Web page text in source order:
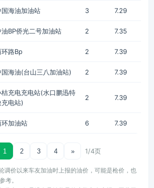
国海油加油站 3 7.29
油BP侨光二号加油站 2 7.35
环路Bp 2 7.39
国海油(台山三八加油站) 2 7.39
桔充电充电站(水口鹏迅特
充电站)
2 7.39
环加油站 6 7.39
1 2 3 4 » 1/4页
调价以来车友加油时上报的油价，可能是枪价，也
考。